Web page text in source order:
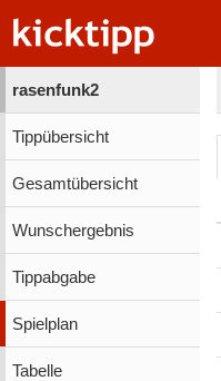
rasenfunk2
Tippübersicht
Gesamtübersicht
Wunschergebnis
Tippabgabe
Spielplan
Tabelle